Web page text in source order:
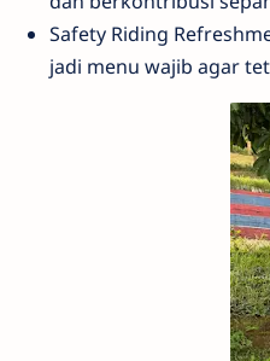
Safety Riding
jadi menu wajib agar